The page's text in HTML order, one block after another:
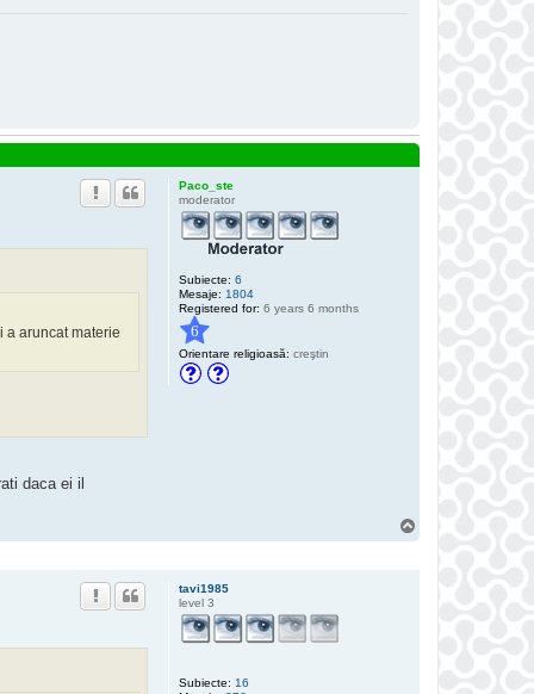
Paco_ste
moderator
Subiecte: 6
Mesaje: 1804
Registered for: 6 years 6 months
6
Orientare religioasă: creştin
a aruncat materie
daca ei il
u
tavi1985
level 3
Subiecte: 16